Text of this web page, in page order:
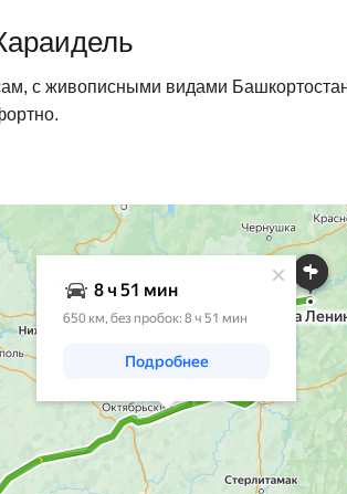
с живописными видами